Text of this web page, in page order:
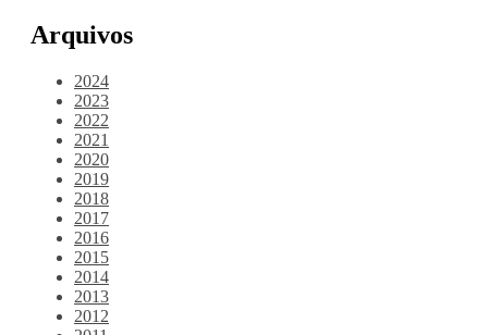
Arquivos
2024
2023
2022
2021
2020
2019
2018
2017
2016
2015
2014
2013
2012